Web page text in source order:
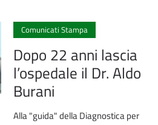
Comunicati Stampa
Dopo 22 anni lascia
l’ospedale il Dr. Aldo
Burani
Alla "guida" della Diagnostica per